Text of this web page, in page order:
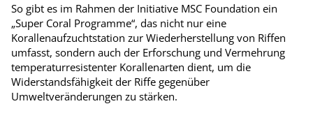
So gibt es im Rahmen der Initiative MSC Foundation ein
„Super Coral Programme“, das nicht nur eine
Korallenaufzuchtstation zur Wiederherstellung von Riffen
umfasst, sondern auch der Erforschung und Vermehrung
temperaturresistenter Korallenarten dient, um die
Widerstandsfähigkeit der Riffe gegenüber
Umweltveränderungen zu stärken.